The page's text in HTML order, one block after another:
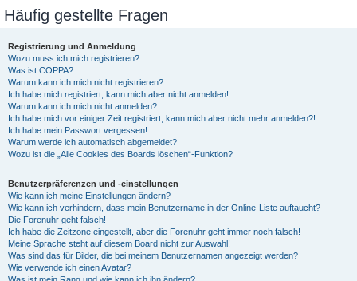
Häufig gestellte Fragen
Registrierung und Anmeldung
Wozu muss ich mich registrieren?
Was ist COPPA?
Warum kann ich mich nicht registrieren?
Ich habe mich registriert, kann mich aber nicht anmelden!
Warum kann ich mich nicht anmelden?
Ich habe mich vor einiger Zeit registriert, kann mich aber nicht mehr anmelden?!
Ich habe mein Passwort vergessen!
Warum werde ich automatisch abgemeldet?
Wozu ist die „Alle Cookies des Boards löschen“-Funktion?
Benutzerpräferenzen und -einstellungen
Wie kann ich meine Einstellungen ändern?
Wie kann ich verhindern, dass mein Benutzername in der Online-Liste auftaucht?
Die Forenuhr geht falsch!
Ich habe die Zeitzone eingestellt, aber die Forenuhr geht immer noch falsch!
Meine Sprache steht auf diesem Board nicht zur Auswahl!
Was sind das für Bilder, die bei meinem Benutzernamen angezeigt werden?
Wie verwende ich einen Avatar?